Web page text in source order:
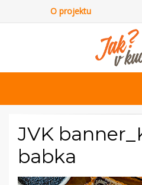
O projektu
JVK
babka